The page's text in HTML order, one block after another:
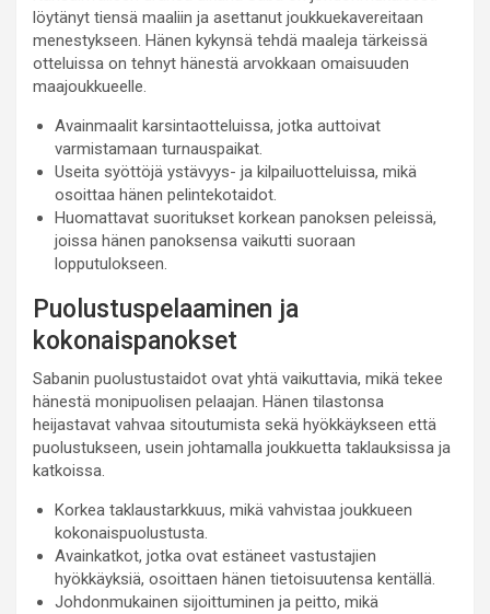
löytänyt tiensä maaliin ja asettanut joukkuekavereitaan
menestykseen. Hänen kykynsä tehdä maaleja tärkeissä
otteluissa on tehnyt hänestä arvokkaan omaisuuden
maajoukkueelle.
Avainmaalit karsintaotteluissa, jotka auttoivat
varmistamaan turnauspaikat.
Useita syöttöjä ystävyys- ja kilpailuotteluissa, mikä
osoittaa hänen pelintekotaidot.
Huomattavat suoritukset korkean panoksen peleissä,
joissa hänen panoksensa vaikutti suoraan
lopputulokseen.
Puolustuspelaaminen ja
kokonaispanokset
Sabanin puolustustaidot ovat yhtä vaikuttavia, mikä tekee
hänestä monipuolisen pelaajan. Hänen tilastonsa
heijastavat vahvaa sitoutumista sekä hyökkäykseen että
puolustukseen, usein johtamalla joukkuetta taklauksissa ja
katkoissa.
Korkea taklaustarkkuus, mikä vahvistaa joukkueen
kokonaispuolustusta.
Avainkatkot, jotka ovat estäneet vastustajien
hyökkäyksiä, osoittaen hänen tietoisuutensa kentällä.
Johdonmukainen sijoittuminen ja peitto, mikä